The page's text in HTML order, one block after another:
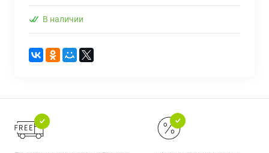
В наличии